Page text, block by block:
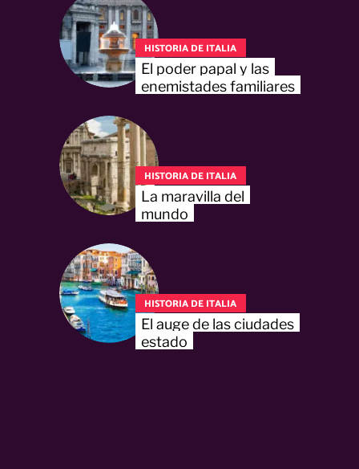
HISTORIA DE ITALIA
El poder papal y las
enemistades familiares
HISTORIA DE ITALIA
La maravilla del
mundo
HISTORIA DE ITALIA
El auge de las ciudades
estado